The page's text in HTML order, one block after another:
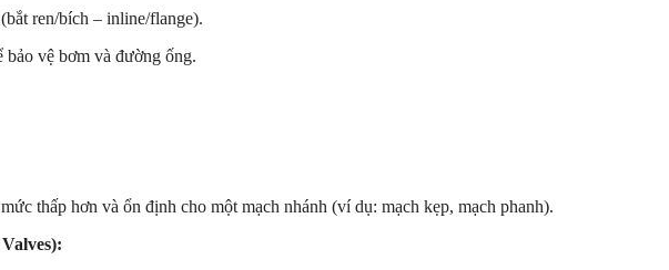
(bắt ren/bích – inline/flange).
bảo vệ bơm và đường ống.
thấp hơn và ổn định cho một mạch nhánh (ví dụ: mạch kẹp, mạch phanh).